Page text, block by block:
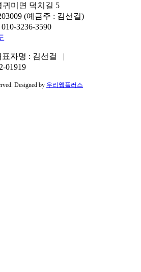
귀미면 덕치길 5
(예금주 : 김선걸)
3236-3590
자명 : 김선걸 |
01919
Designed by 우리웹플러스